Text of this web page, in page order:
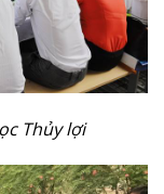
Thủy lợi